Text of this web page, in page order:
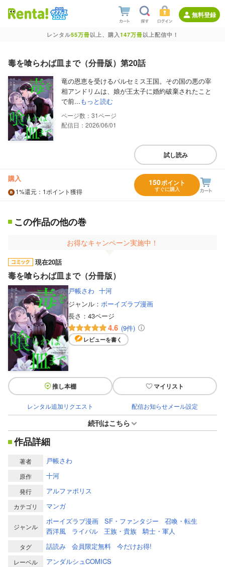
無料登録
レンタル55万冊以上、購入147万冊以上配信中！
毒を喰らわば皿まで（分冊版）第20話
竜の恩恵を受けるパルセミス王国。その国の悪の宰
相アンドリムは、娘が王太子に婚約破棄されたこと
で前...もっと読む
31
配信日：2026/06/01
試し読み
購入
1%還元 ：1ポイント獲得
150ポイント
すぐに購入
この作品の他の巻
お得なキャンペーン実施中！
現在20話
毒を喰らわば皿まで（分冊版）
戸帳さわ 十河
ジャンル： ボーイズラブ漫画
長さ： 43ページ
4.6 (9件)
レビューを書く
推し本棚 マイリスト
レンタル追加リクエスト 配信お知らせメール設定
続刊はこちら
作品詳細
著者 戸帳さわ
原作 十河
発行 アルファポリス
カテゴリ マンガ
ジャンル
ボーイズラブ漫画 SF・ファンタジー
召喚・転生
西洋風
ライバル 王族・貴族 騎士・軍人
タグ 話読み 会員限定無料 今だけお得!
レーベル アンダルシュCOMICS